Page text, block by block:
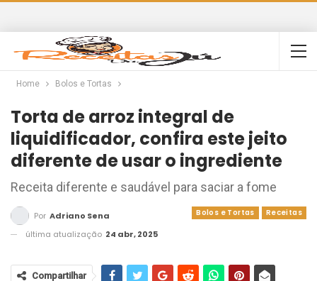
Home Bolos e Tortas
Torta de arroz integral de
liquidificador, confira este jeito
diferente de usar o ingrediente
Receita diferente e saudável para saciar a fome
Bolos e Tortas Receitas
Por Adriano Sena
última atualização 24 abr, 2025
Compartilhar